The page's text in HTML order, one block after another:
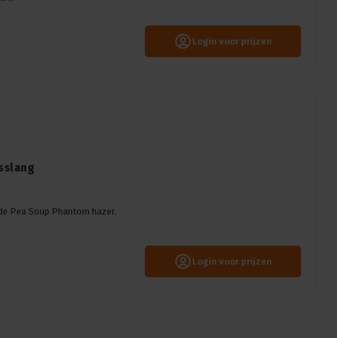
Login voor prijzen
Pea Soup Phantom hazer.
Login voor prijzen